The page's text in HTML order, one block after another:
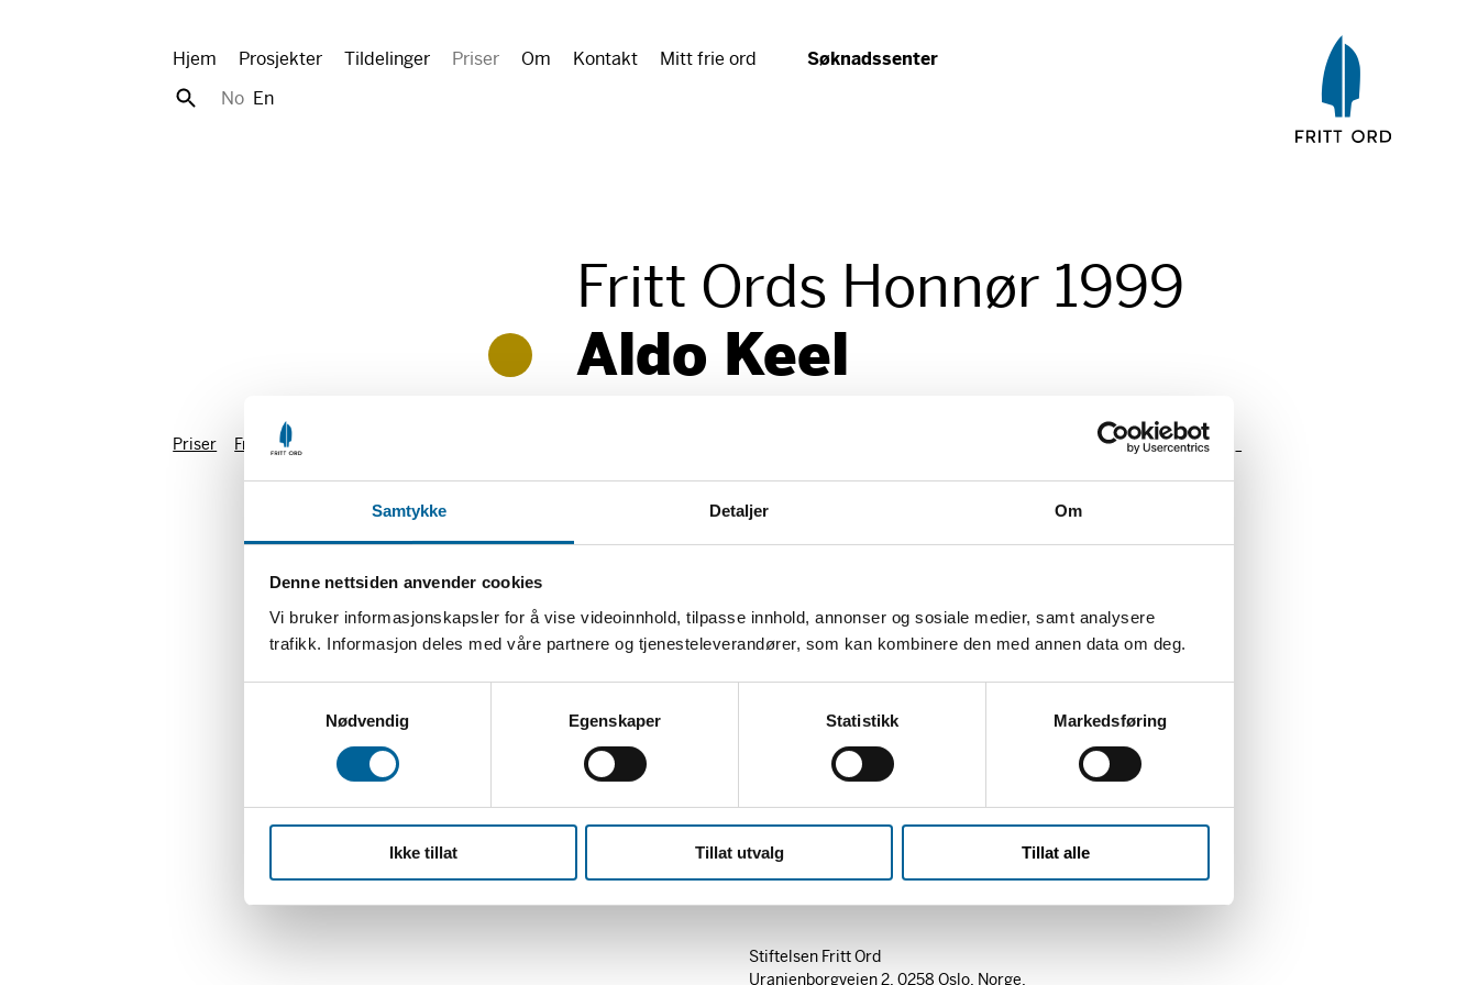
Samtykke Detaljer Om
Denne nettsiden anvender cookies
Vi bruker informasjonskapsler for å vise videoinnhold, tilpasse innhold, annonser og sosiale medier, samt analysere
trafikk. Informasjon deles med våre partnere og tjenesteleverandører, som kan kombinere den med annen data om deg.
v
Nødvendig Egenskaper Statistikk Markedsføring
Ikke tillat Tillat utvalg Tillat alle
Hjem Prosjekter Tildelinger Priser Om Kontakt
Mitt frie ord
No En
Søknadssenter
Fritt Ords Honnør 1999
Aldo Keel
Priser Fritt Ords Honnør
For hans omfattende bidrag til Bjørnson-
forskningen.
Stiftelsen Fritt Ord
Uranienborgveien 2, 0258 Oslo, Norge.